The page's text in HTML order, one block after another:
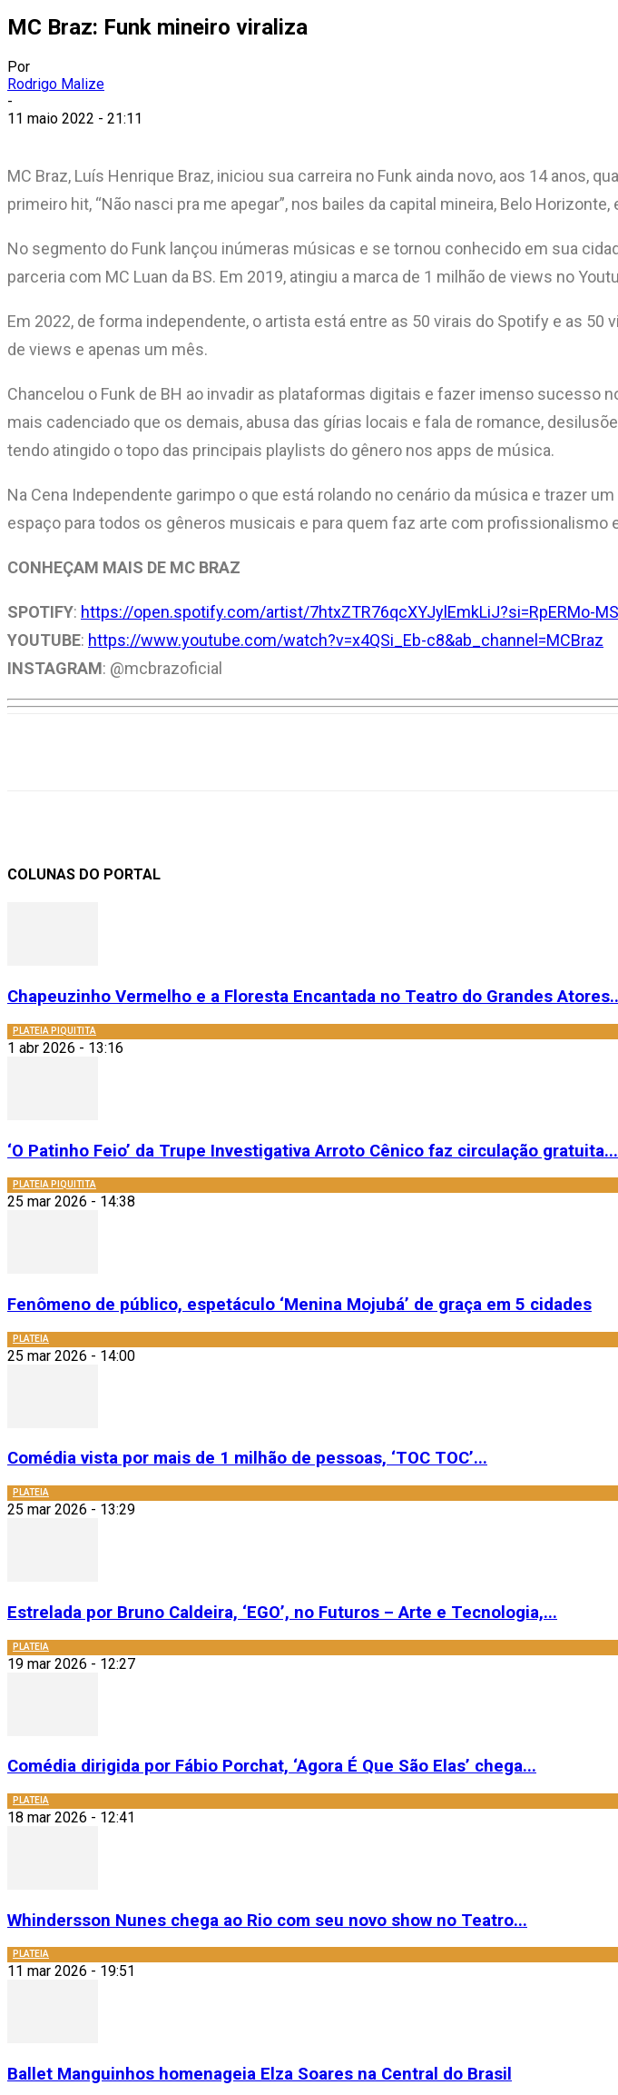
MC Braz: Funk mineiro viraliza
Por
Rodrigo Malize
-
11 maio 2022 - 21:11
MC Braz, Luís Henrique Braz, iniciou sua carreira no Funk ainda novo, aos 14 anos,
primeiro hit, “Não nasci pra me apegar”, nos bailes da capital mineira, Belo Horizonte,
No segmento do Funk lançou inúmeras músicas e se tornou conhecido em sua
parceria com MC Luan da BS. Em 2019, atingiu a marca de 1 milhão de views no
Em 2022, de forma independente, o artista está entre as 50 virais do Spotify e as 50
de views e apenas um mês.
Chancelou o Funk de BH ao invadir as plataformas digitais e fazer imenso
mais cadenciado que os demais, abusa das gírias locais e fala de romance,
tendo atingido o topo das principais playlists do gênero nos apps de música.
Na Cena Independente garimpo o que está rolando no cenário da música e trazer
espaço para todos os gêneros musicais e para quem faz arte com profissionalismo
CONHEÇAM MAIS DE MC BRAZ
SPOTIFY: https://open.spotify.com/artist/7htxZTR76qcXYJylEmkLiJ?si=RpERMo-
YOUTUBE: https://www.youtube.com/watch?v=x4QSi_Eb-c8&ab_channel=MCBraz
INSTAGRAM: @mcbrazoficial
COLUNAS DO PORTAL
Chapeuzinho Vermelho e a Floresta Encantada no Teatro do Grandes
PLATEIA PIQUITITA
1 abr 2026 - 13:16
‘O Patinho Feio’ da Trupe Investigativa Arroto Cênico faz circulação gratuita...
PLATEIA PIQUITITA
25 mar 2026 - 14:38
Fenômeno de público, espetáculo ‘Menina Mojubá’ de graça em 5 cidades
PLATEIA
25 mar 2026 - 14:00
Comédia vista por mais de 1 milhão de pessoas, ‘TOC TOC’...
PLATEIA
25 mar 2026 - 13:29
Estrelada por Bruno Caldeira, ‘EGO’, no Futuros – Arte e Tecnologia,...
PLATEIA
19 mar 2026 - 12:27
Comédia dirigida por Fábio Porchat, ‘Agora É Que São Elas’ chega...
PLATEIA
18 mar 2026 - 12:41
Whindersson Nunes chega ao Rio com seu novo show no Teatro...
PLATEIA
11 mar 2026 - 19:51
Ballet Manguinhos homenageia Elza Soares na Central do Brasil